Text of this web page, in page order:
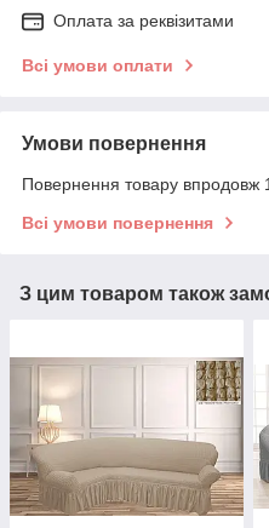
Оплата за реквізитами
Всі умови оплати
Умови повернення
Повернення товару впродовж
Всі умови повернення
З цим товаром також